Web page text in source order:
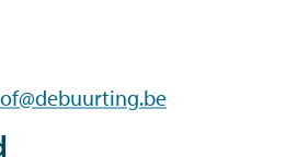
@debuurting.be